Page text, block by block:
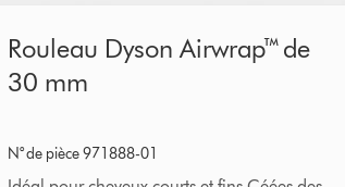
Rouleau
Dyson
de
Rouleau Dyson Airwrap™ de
30 mm
N° de pièce 971888-01